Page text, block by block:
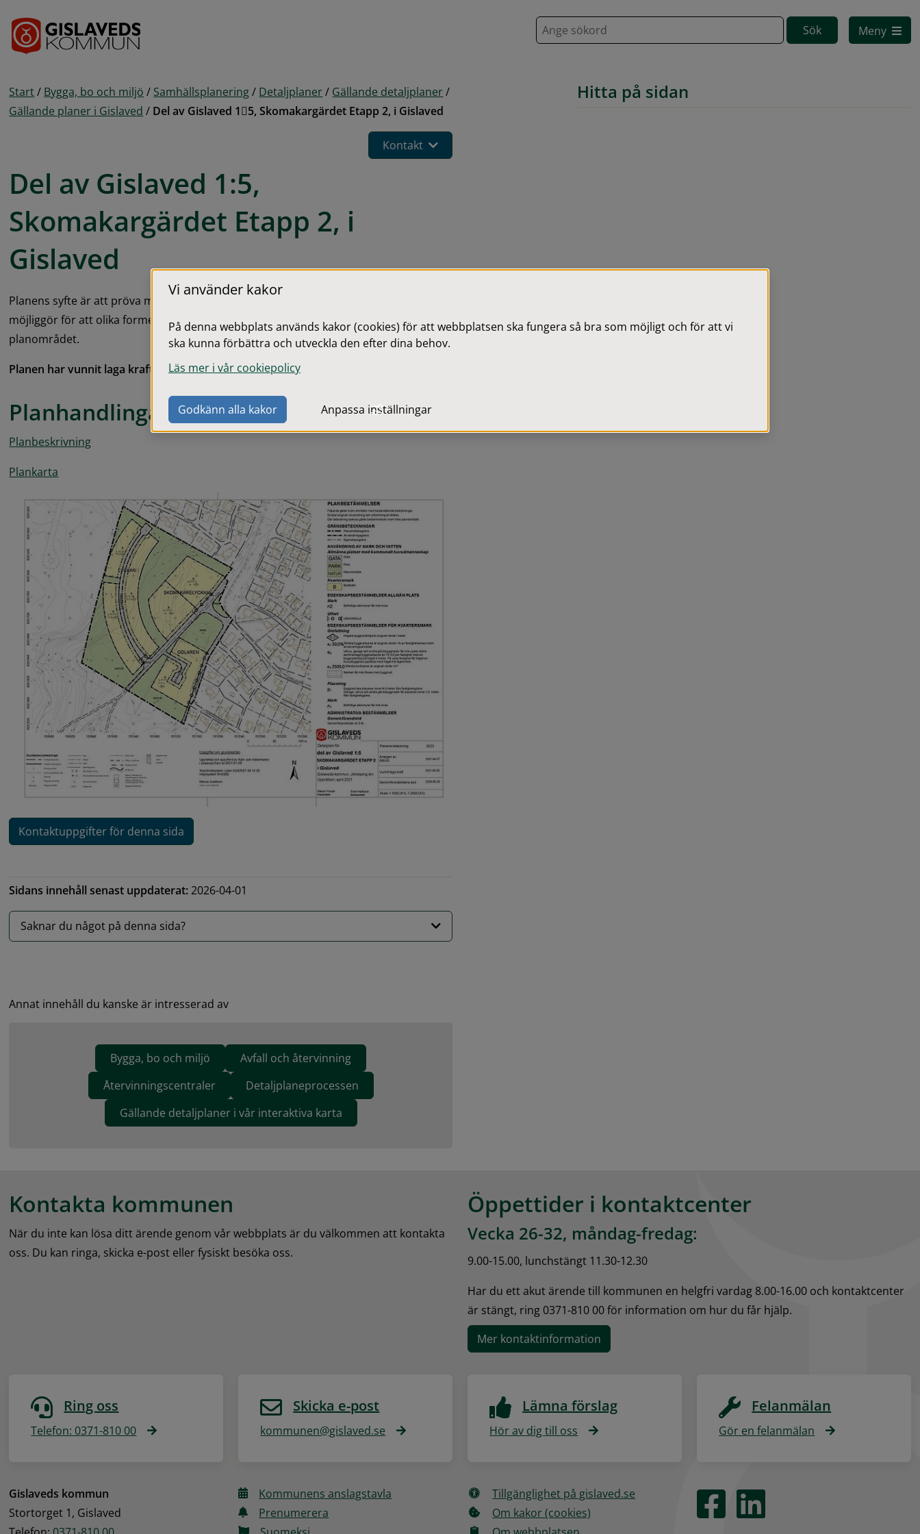
S
ö
Meny
Start / Bygga, bo och miljö / Samhällsplanering / Detaljplaner / Gällande detaljplaner /
Gällande planer i Gislaved / Del av Gislaved 15, Skomakargärdet Etapp 2, i Gislaved
Kontakt
Del av Gislaved 1:5,
Skomakargärdet Etapp 2, i
Gislaved
Planens syfte är att pröva möjligheten att planlägga för nya bostäder och förslaget
möjliggör för att olika former av bostadsbebyggelse skall kunna inrymmas inom
planområdet.
Planen har vunnit laga kraft den 25 maj 2021.
Planhandlingar
Planbeskrivningpdf, 9 MB.
Plankarta
Kontaktuppgifter för denna sida
Sidans innehåll senast uppdaterat: 2026-04-01
Saknar du något på denna sida?
Annat innehåll du kanske är intresserad av
Bygga, bo och miljö
Avfall och återvinning
Återvinningscentraler
Detaljplaneprocessen
Gällande detaljplaner i vår interaktiva karta
Hitta på sidan
Kontakta kommunen
När du inte kan lösa ditt ärende genom vår webbplats är du välkommen att kontakta
oss. Du kan ringa, skicka e-post eller fysiskt besöka oss.
Öppettider i kontaktcenter
Vecka 26-32, måndag-fredag:
9.00-15.00, lunchstängt 11.30-12.30
Har du ett akut ärende till kommunen en helgfri vardag 8.00-16.00 och kontaktcenter
är stängt, ring 0371-810 00 för information om hur du får hjälp.
Mer kontaktinformation
Ring oss
Telefon: 0371-810 00
Skicka e-post
kommunen@gislaved.se
Lämna förslag
Hör av dig till oss
Felanmälan
Gör en felanmälan
Gislaveds kommun
Stortorget 1, Gislaved
Kommunens anslagstavla
Prenumerera
Tillgänglighet på gislaved.se
Om kakor (cookies)
Vi använder kakor
På denna webbplats används kakor (cookies) för att webbplatsen ska fungera så bra som möjligt och för att vi
ska kunna förbättra och utveckla den efter dina behov.
Läs mer i vår cookiepolicy
Godkänn alla kakor Anpassa inställningar